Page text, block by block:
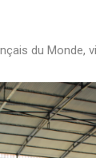
du Monde,